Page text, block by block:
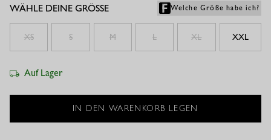
WÄHLE DEINE GRÖSSE Welche Größe habe ich?
XS S M L XL XXL
Auf Lager